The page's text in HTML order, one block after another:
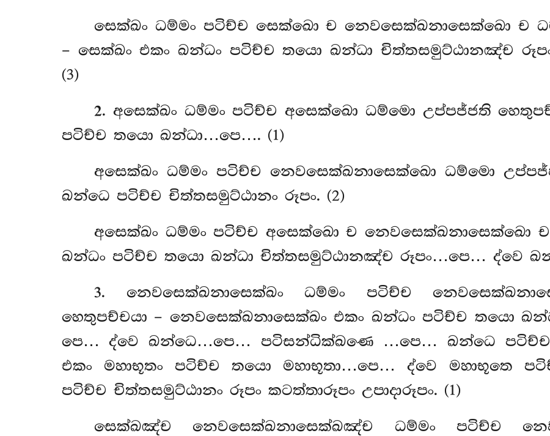
සෙක්ඛං ධම්මං පටිච්ච සෙක්ඛො ච නෙවසෙක්ඛනාසෙක්ඛො ච
– සෙක්ඛං එකං ඛන්ධං පටිච්ච තයො ඛන්ධා චිත්තසමුට්ඨානඤ්ච
(3)
2. අසෙක්ඛං ධම්මං පටිච්ච අසෙක්ඛො ධම්මො උප්පජ්ජති
පටිච්ච තයො ඛන්ධා…පෙ…. (1)
අසෙක්ඛං ධම්මං පටිච්ච නෙවසෙක්ඛනාසෙක්ඛො ධම්මො
ඛන්ධෙ පටිච්ච චිත්තසමුට්ඨානං රූපං. (2)
අසෙක්ඛං ධම්මං පටිච්ච අසෙක්ඛො ච නෙවසෙක්ඛනාසෙක්ඛො
ඛන්ධං පටිච්ච තයො ඛන්ධා චිත්තසමුට්ඨානඤ්ච රූපං…පෙ… ද්වෙ
3. නෙවසෙක්ඛනාසෙක්ඛං ධම්මං පටිච්ච
හෙතුපච්චයා – නෙවසෙක්ඛනාසෙක්ඛං එකං ඛන්ධං පටිච්ච තයො
පෙ… ද්වෙ ඛන්ධෙ…පෙ… පටිසන්ධික්ඛණෙ …පෙ… ඛන්ධෙ පටිච්ච
එකං මහාභූතං පටිච්චතයො මහාභූතා…පෙ… ද්වෙ මහාභූතෙ
පටිච්ච චිත්තසමුට්ඨානං රූපං කටත්තාරූපං උපාදාරූපං. (1)
සෙක්ඛඤ්ච නෙවසෙක්ඛනාසෙක්ඛඤ්ච ධම්මං පටිච්ච